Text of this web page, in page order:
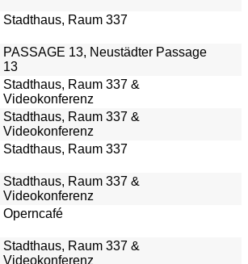
Stadthaus, Raum 337
PASSAGE 13, Neustädter Passage
13
Stadthaus, Raum 337 &
Videokonferenz
Stadthaus, Raum 337 &
Videokonferenz
Stadthaus, Raum 337
Stadthaus, Raum 337 &
Videokonferenz
Operncafé
Stadthaus, Raum 337 &
Videokonferenz